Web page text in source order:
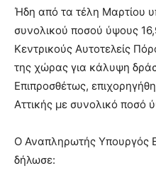
Ήδη από τα τέλη Μαρτίου
συνολικού ποσού ύψους
Κεντρικούς Αυτοτελείς
της χώρας για κάλυψη
Επιπροσθέτως,
Αττικής με συνολικό ποσό
Ο Αναπληρωτής Υπουργός
δήλωσε: